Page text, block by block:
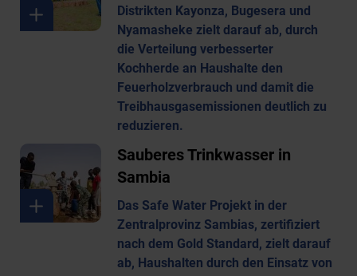
Distrikten Kayonza, Bugesera und
Nyamasheke zielt darauf ab, durch
die Verteilung verbesserter
Kochherde an Haushalte den
Feuerholzverbrauch und damit die
Treibhausgasemissionen deutlich zu
reduzieren.
Sauberes Trinkwasser in
Sambia
Das Safe Water Projekt in der
Zentralprovinz Sambias, zertifiziert
nach dem Gold Standard, zielt darauf
ab, Haushalten durch den Einsatz von